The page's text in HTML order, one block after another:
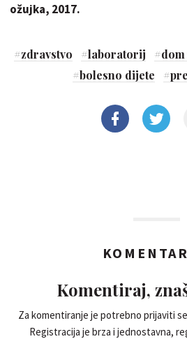
ožujka, 2017.
#zdravstvo #laboratorij #
#bolesno dijete #
Komentiraj,
Za komentiranje je potrebno prijaviti
Registracija je brza i jednostavna,